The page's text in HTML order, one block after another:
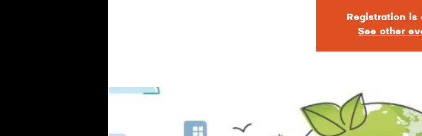
Registration is
See other